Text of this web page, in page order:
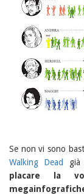
Se non vi sono
Walking Dead
già
placare la